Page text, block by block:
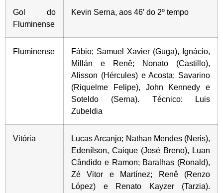
Gol do
Fluminense
Kevin Serna, aos 46′ do 2º tempo
Fluminense
Fábio; Samuel Xavier (Guga), Ignácio,
Millán e Renê; Nonato (Castillo),
Alisson (Hércules) e Acosta; Savarino
(Riquelme Felipe), John Kennedy e
Soteldo (Serna). Técnico: Luis
Zubeldia
Vitória
Lucas Arcanjo; Nathan Mendes (Neris),
Edenílson, Caique (José Breno), Luan
Cândido e Ramon; Baralhas (Ronald),
Zé Vitor e Martínez; Renê (Renzo
López) e Renato Kayzer (Tarzia).